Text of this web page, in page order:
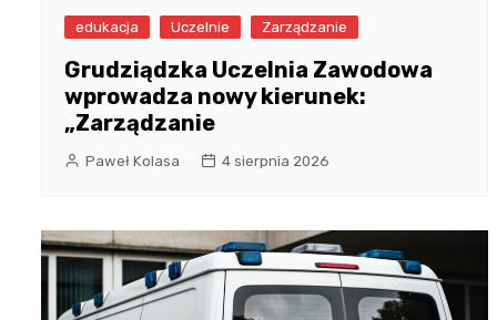
edukacja Uczelnie Zarządzanie
Grudziądzka Uczelnia Zawodowa
wprowadza nowy kierunek:
„Zarządzanie
Paweł Kolasa 4 sierpnia 2026